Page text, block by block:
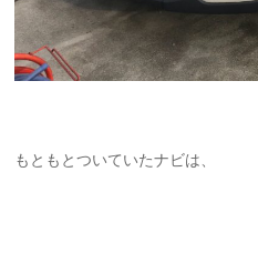
もともとついていたナビは、